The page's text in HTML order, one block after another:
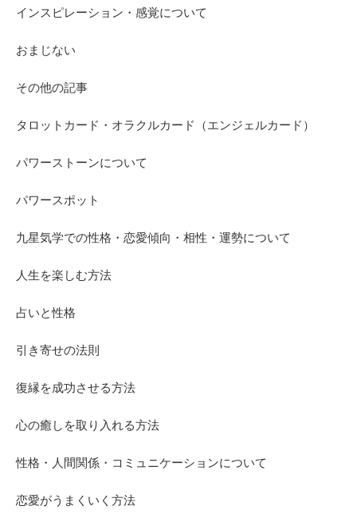
インスピレーション・感覚について
おまじない
その他の記事
タロットカード・オラクルカード（エンジェルカード）
パワーストーンについて
パワースポット
九星気学での性格・恋愛傾向・相性・運勢について
人生を楽しむ方法
占いと性格
引き寄せの法則
復縁を成功させる方法
心の癒しを取り入れる方法
性格・人間関係・コミュニケーションについて
恋愛がうまくいく方法